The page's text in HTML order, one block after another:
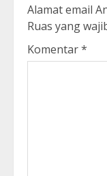
Alamat email
Ruas yang
Komentar*